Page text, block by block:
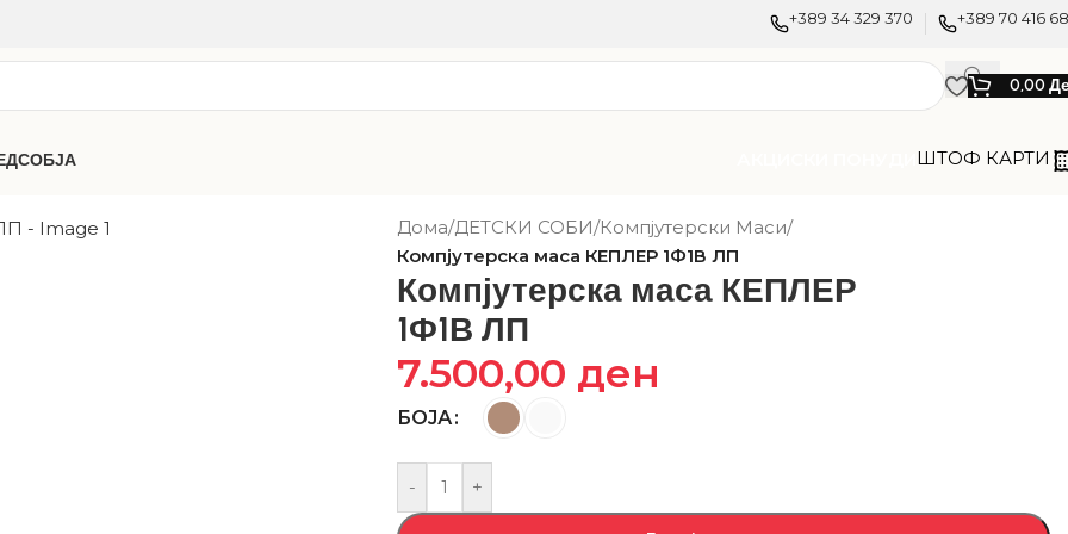
+389 34 329 370 +389 70 416
0,00
ШТОФ КАРТИ
Дома/ДЕТСКИ СОБИ/Компјутерски Маси/
Компјутерска маса КЕПЛЕР 1Ф1В ЛП
Компјутерска маса КЕПЛЕР
1Ф1В ЛП
7.500,00 ден
БОЈА
- +